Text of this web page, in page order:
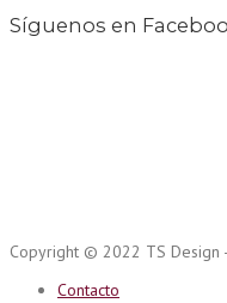
Síguenos en
Copyright © 2022 TS Design -
Contacto